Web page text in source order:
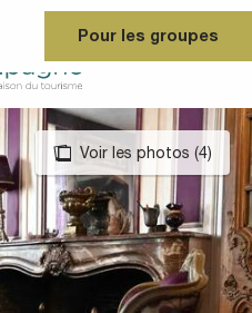
Pour les groupes
Voir les photos (4)